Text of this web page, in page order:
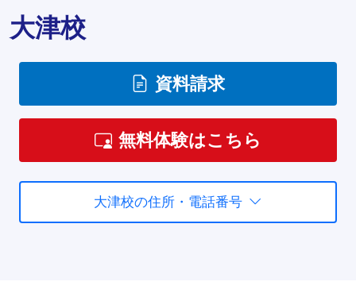
大津校
資料請求
無料体験はこちら
大津校の住所・電話番号